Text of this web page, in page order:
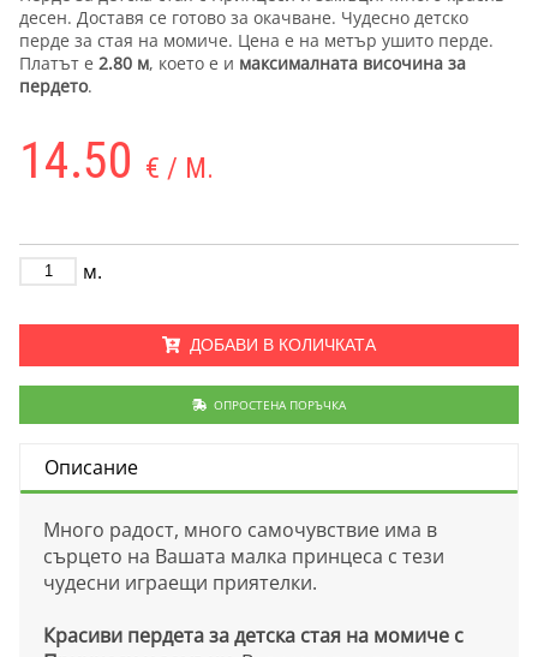
десен. Доставя се готово за окачване. Чудесно детско
перде за стая на момиче. Цена е на метър ушито перде.
Платът е 2.80 м, което е и максималната височина за
пердето.
14.50 € / М.
м.
ДОБАВИ В КОЛИЧКАТА
ОПРОСТЕНА ПОРЪЧКА
Описание
Много радост, много самочувствие има в
сърцето на Вашата малка принцеса с тези
чудесни играещи приятелки.
Красиви пердета за детска стая на момиче с